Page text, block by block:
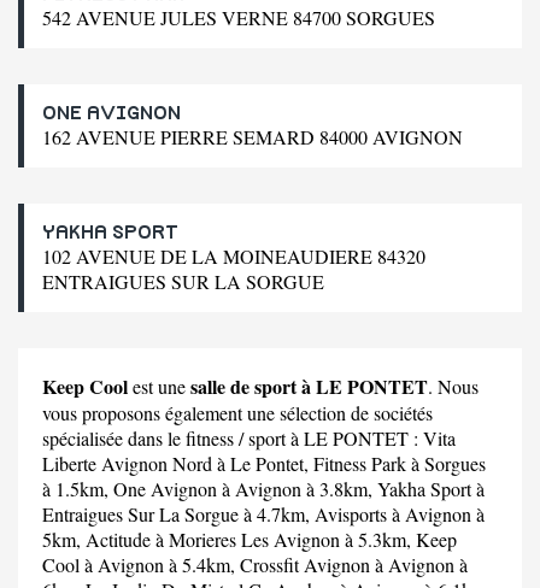
542 AVENUE JULES VERNE 84700 SORGUES
ONE AVIGNON
162 AVENUE PIERRE SEMARD 84000 AVIGNON
YAKHA SPORT
102 AVENUE DE LA MOINEAUDIERE 84320
ENTRAIGUES SUR LA SORGUE
Keep Coolest unesalle de sport à LE PONTET. Nous
vous proposons également une sélection de sociétés
spécialisée dans le fitness / sport à LE PONTET : Vita
Liberte Avignon Nord à Le Pontet, Fitness Parkà Sorgues
à 1.5km, One Avignon à Avignon à 3.8km, Yakha Sportà
Entraigues Sur La Sorgue à 4.7km, Avisportsà Avignon à
5km, Actitudeà Morieres Les Avignon à 5.3km, Keep
Cool à Avignon à 5.4km, Crossfit Avignon à Avignon à